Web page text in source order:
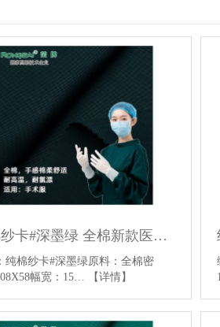
纯棉纱卡#深墨绿 全棉新款医用面料平纹医用手术服面料
：纯棉纱卡#深墨绿原料：全棉密
幅宽：15…
【详情】